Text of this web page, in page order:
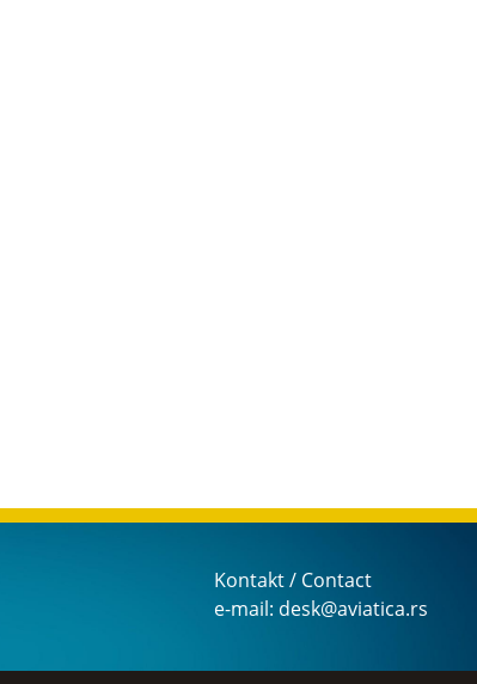
Kontakt / Contact
e-mail: desk@aviatica.rs